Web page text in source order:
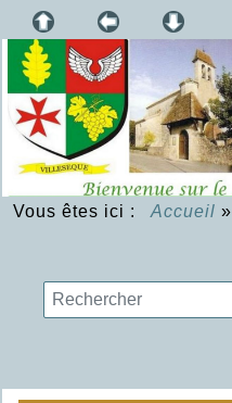
Vous êtes ici : Accueil »